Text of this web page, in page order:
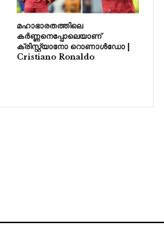
മഹാഭാരതത്തിലെ
കർണ്ണനെപ്പോലെയാണ്
ക്രിസ്റ്റ്യാനോ റൊണാൾഡോ |
Cristiano Ronaldo